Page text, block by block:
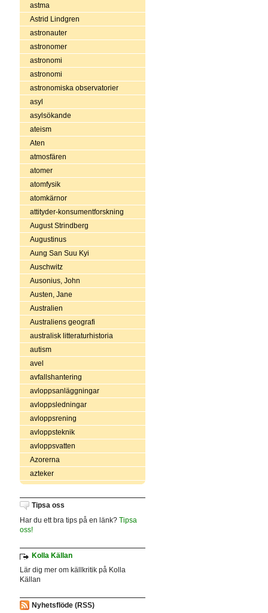
astma
Astrid Lindgren
astronauter
astronomer
astronomi
astronomi
astronomiska observatorier
asyl
asylsökande
ateism
Aten
atmosfären
atomer
atomfysik
atomkärnor
attityder-konsumentforskning
August Strindberg
Augustinus
Aung San Suu Kyi
Auschwitz
Ausonius, John
Austen, Jane
Australien
Australiens geografi
australisk litteraturhistoria
autism
avel
avfallshantering
avloppsanläggningar
avloppsledningar
avloppsrening
avloppsteknik
avloppsvatten
Azorerna
azteker
Tipsa oss
Har du ett bra tips på en länk? Tipsa
oss!
Kolla Källan
Lär dig mer om källkritik på Kolla
Källan
Nyhetsflöde (RSS)